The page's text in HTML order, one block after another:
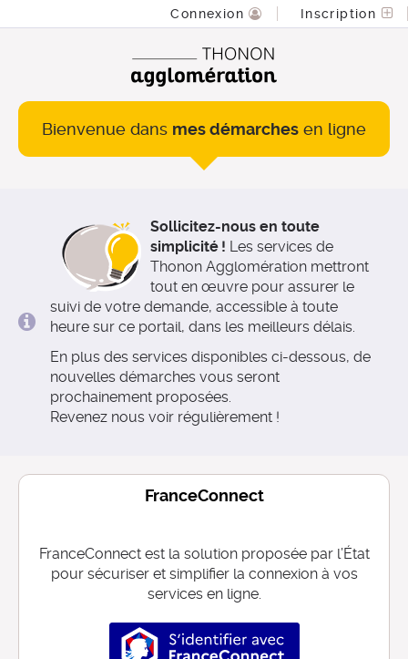
Connexion Inscription
Bienvenue dans mes démarches en ligne
Sollicitez-nous en toute
simplicité ! Les services de
Thonon Agglomération mettront
tout en œuvre pour assurer le
suivi de votre demande, accessible à toute
heure sur ce portail, dans les meilleurs délais.
En plus des services disponibles ci-dessous, de
nouvelles démarches vous seront
prochainement proposées.
Revenez nous voir régulièrement !
FranceConnect
FranceConnect est la solution proposée par l’État
pour sécuriser et simplifier la connexion à vos
services en ligne.
S’identifier avec